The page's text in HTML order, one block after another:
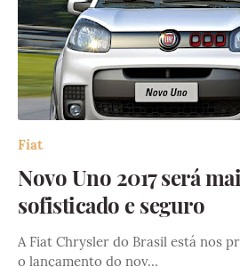
Fiat
Novo Uno 2017 será
sofisticado e seguro
A Fiat Chrysler do Brasil está nos
o lançamento do nov…